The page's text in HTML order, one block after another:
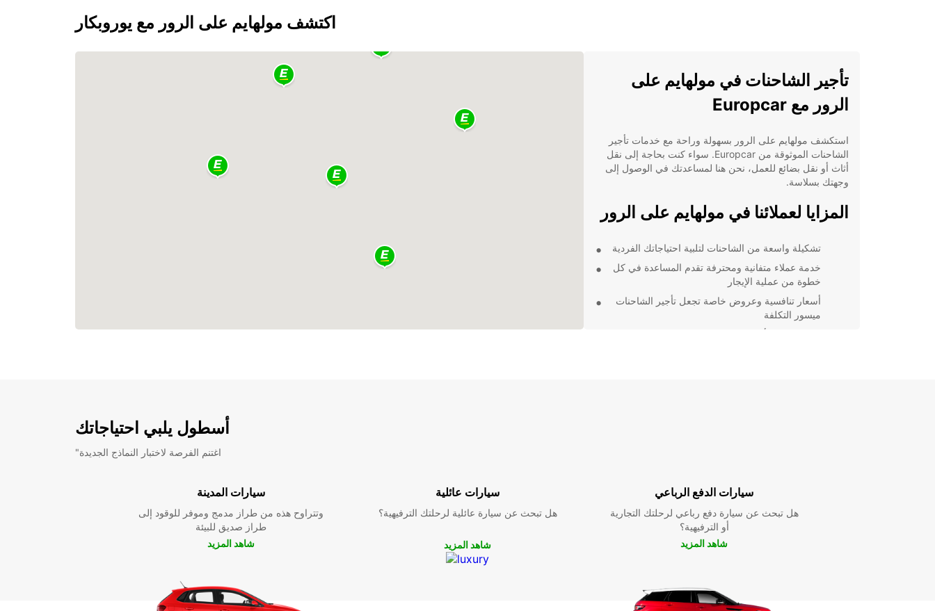
اكتشف مولهايم على الرور مع يوروبكار
تأجير الشاحنات في مولهايم على
الرور مع Europcar
استكشف مولهايم على الرور بسهولة وراحة مع خدمات تأجير
الشاحنات الموثوقة من Europcar. سواء كنت بحاجة إلى نقل
أثاث أو نقل بضائع للعمل، نحن هنا لمساعدتك في الوصول إلى
وجهتك بسلاسة.
المزايا لعملائنا في مولهايم على الرور
تشكيلة واسعة من الشاحنات لتلبية احتياجاتك الفردية
خدمة عملاء متفانية ومحترفة تقدم المساعدة في كل
خطوة من عملية الإيجار
أسعار تنافسية وعروض خاصة تجعل تأجير الشاحنات
ميسور التكلفة
أسطول يلبي احتياجاتك
"اغتنم الفرصة لاختبار النماذج الجديدة
سيارات المدينة
وتتراوح هذه من طراز مدمج وموفر للوقود إلى
طراز صديق للبيئة
شاهد المزيد
سيارات عائلية
هل تبحث عن سيارة عائلية لرحلتك الترفيهية؟
شاهد المزيد
سيارات الدفع الرباعي
هل تبحث عن سيارة دفع رباعي لرحلتك التجارية
أو الترفيهية؟
شاهد المزيد